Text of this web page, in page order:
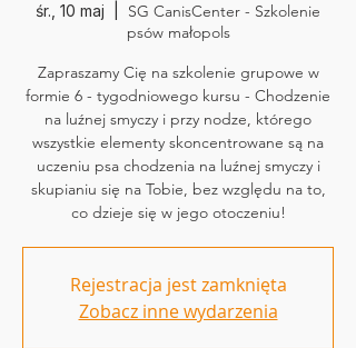
śr., 10 maj
SG CanisCenter - Szkolenie
psów małopols
Zapraszamy Cię na szkolenie grupowe w
formie 6 - tygodniowego kursu - Chodzenie
na luźnej smyczy i przy nodze, którego
wszystkie elementy skoncentrowane są na
uczeniu psa chodzenia na luźnej smyczy i
skupianiu się na Tobie, bez względu na to,
co dzieje się w jego otoczeniu!
Rejestracja jest zamknięta
Zobacz inne wydarzenia